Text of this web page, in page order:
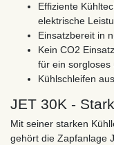
Effiziente
elektrische
Einsatzbereit in
Kein CO2
für ein sorgloses
Kühlschleifen
JET 30K -
Mit seiner starken
gehört die Zapfanlage